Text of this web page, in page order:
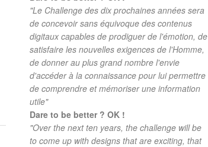
"Le Challenge des dix prochaines années sera
de concevoir sans équivoque des contenus
digitaux capables de prodiguer de l'émotion, de
satisfaire les nouvelles exigences de l'Homme,
de donner au plus grand nombre l'envie
d'accéder à la connaissance pour lui permettre
de comprendre et mémoriser une information
utile"
Dare to be better ? OK !
"Over the next ten years, the challenge will be
to come up with designs that are exciting, that